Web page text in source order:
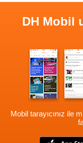
DH Mobil
Mobil tarayıcınız ile